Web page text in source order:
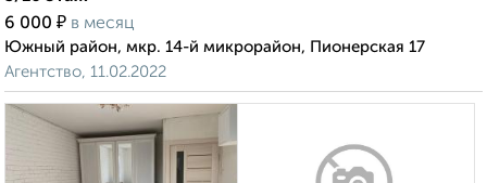
6 000 ₽ в месяц
Южный район, мкр. 14-й микрорайон, Пионерская 17
Агентство, 11.02.2022